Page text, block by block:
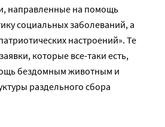
направленные на помощь
социальных заболеваний, а
настроений». Те
которые все-таки есть,
бездомным животным и
раздельного сбора